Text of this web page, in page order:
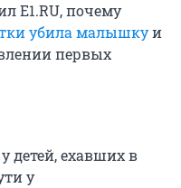
E1.RU, почему
убила малышкуи
первых
детей, ехавших в
у